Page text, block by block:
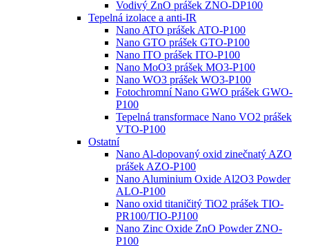
Vodivý ZnO prášek ZNO-DP100
Tepelná izolace a anti-IR
Nano ATO prášek ATO-P100
Nano GTO prášek GTO-P100
Nano ITO prášek ITO-P100
Nano MoO3 prášek MO3-P100
Nano WO3 prášek WO3-P100
Fotochromní Nano GWO prášek GWO-
P100
Tepelná transformace Nano VO2 prášek
VTO-P100
Ostatní
Nano Al-dopovaný oxid zinečnatý AZO
prášek AZO-P100
Nano Aluminium Oxide Al2O3 Powder
ALO-P100
Nano oxid titaničitý TiO2 prášek TIO-
PR100/TIO-PJ100
Nano Zinc Oxide ZnO Powder ZNO-
P100